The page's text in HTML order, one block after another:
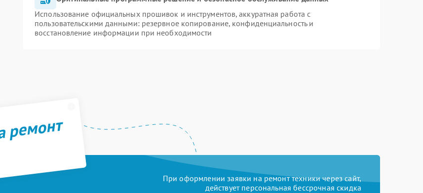
Использование официальных прошивок и инструментов, аккуратная работа с
пользовательскими данными: резервное копирование, конфиденциальность и
восстановление информации при необходимости
ремонт
При оформлении заявки на ремонт техники через сайт,
действует персональная бессрочная скидка